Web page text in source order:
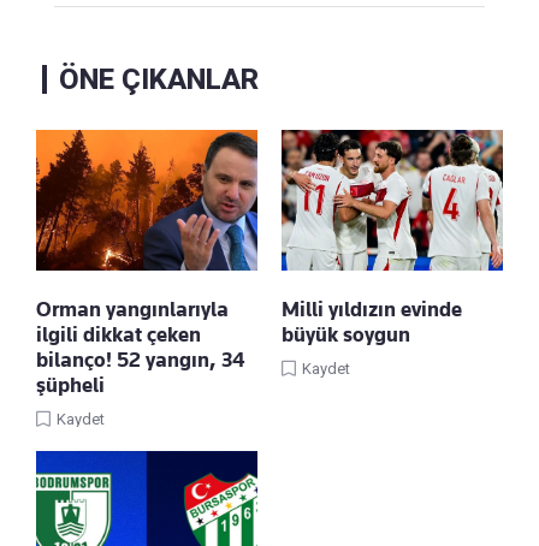
ÖNE ÇIKANLAR
Orman yangınlarıyla
ilgili dikkat çeken
bilanço! 52 yangın, 34
şüpheli
Kaydet
Milli yıldızın evinde
büyük soygun
Kaydet